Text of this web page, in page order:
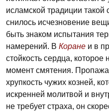
исламской традиции такой
снилось исчезновение
быть знаком испытания
намерений. В Коране и в
стойкость сердца,
момент смятения.
хрупкость чужих козней,
искренней молитвой и
не требует страха, он